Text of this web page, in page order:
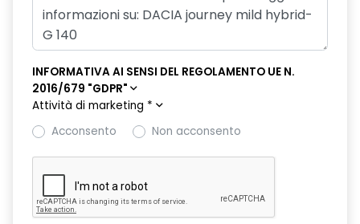
Retrovisori esterni sbrinanti, ripiegabili automaticamente con
pulsante di controllo
Riconoscimento dei segnali stradali con avviso del
superamento del limite di velocità ISA
Sedile conducente con regolazione semi-elettrica e
supporto lombare
Shark antenna
INFORMATIVA AI SENSI DEL REGOLAMENTO UE N.
2016/679 "GDPR"
Attività di marketing *
Acconsento
Non acconsento